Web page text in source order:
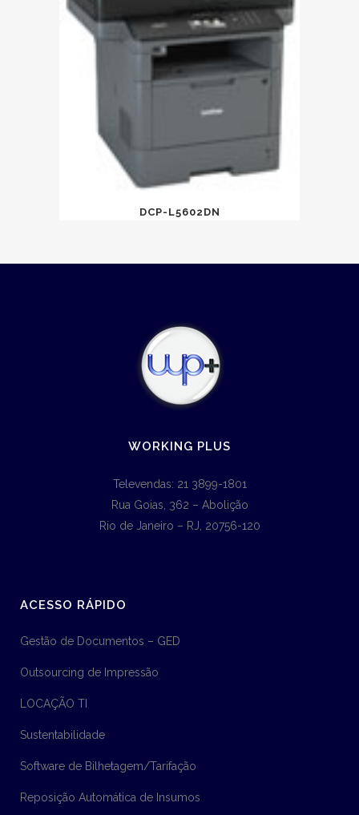
DCP-L5602DN
WORKING PLUS
Televendas: 21 3899-1801
Rua Goias, 362 – Abolição
Rio de Janeiro – RJ, 20756-120
ACESSO RÁPIDO
Gestão de Documentos – GED
Outsourcing de Impressão
LOCAÇÃO TI
Sustentabilidade
Software de Bilhetagem/Tarifação
Reposição Automática de Insumos